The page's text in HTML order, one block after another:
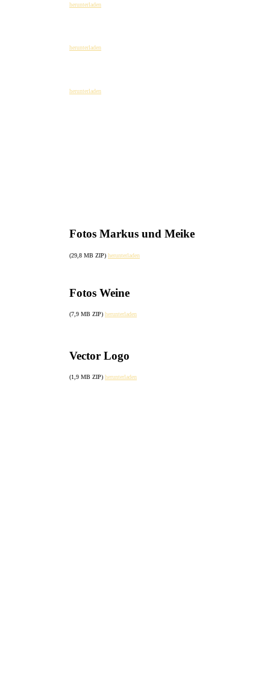
herunterladen
herunterladen
herunterladen
Fotos Markus und Meike
(29,8 MB ZIP) herunterladen
Fotos Weine
(7,9 MB ZIP) herunterladen
Vector Logo
(1,9 MB ZIP) herunterladen